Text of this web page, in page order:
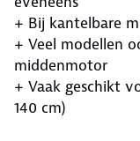
+ Bij kantelbare
+ Veel modellen
middenmotor
+ Vaak geschikt
140 cm)